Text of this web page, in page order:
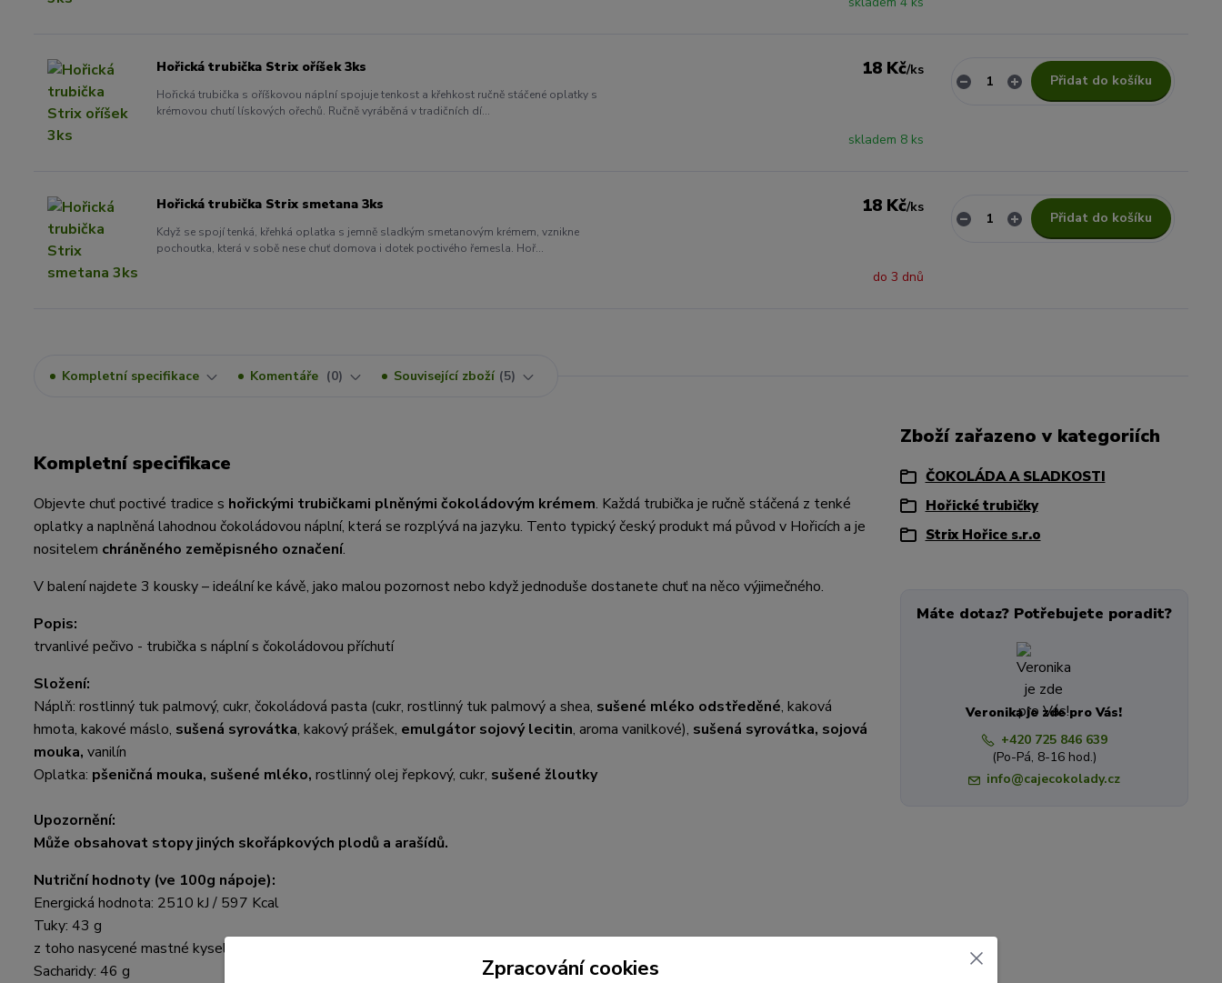
Hořická trubička Strix oříšek 3ks
Hořická trubička s oříškovou náplní spojuje tenkost a křehkost ručně stáčené oplatky s
krémovou chutí lískových ořechů. Ručně vyráběná v tradičních dí...
18 Kč/ks
skladem 8 ks
Přidat do košíku
Hořická trubička Strix smetana 3ks
Když se spojí tenká, křehká oplatka s jemně sladkým smetanovým krémem, vznikne
pochoutka, která v sobě nese chuť domova i dotek poctivého řemesla. Hoř...
18 Kč/ks
do 3 dnů
Přidat do košíku
Kompletní specifikace Komentáře 0 Související zboží 5
Kompletní specifikace
Objevte chuť poctivé tradice s hořickými trubičkami plněnými čokoládovým krémem. Každá trubička je ručně stáčená z tenké
oplatky a naplněná lahodnou čokoládovou náplní, která se rozplývá na jazyku. Tento typický český produkt má původ v Hořicích a je
nositelem chráněného zeměpisného označení.
V balení najdete 3 kousky – ideální ke kávě, jako malou pozornost nebo když jednoduše dostanete chuť na něco výjimečného.
Popis:
trvanlivé pečivo - trubička s náplní s čokoládovou příchutí
Složení:
Náplň: rostlinný tuk palmový, cukr, čokoládová pasta (cukr, rostlinný tuk palmový a shea, sušené mléko odstředěné, kaková
hmota, kakové máslo, sušená syrovátka, kakový prášek, emulgátor sojový lecitin, aroma vanilkové), sušená syrovátka, sojová
mouka, vanilín
Oplatka: pšeničná mouka, sušené mléko, rostlinný olej řepkový, cukr, sušené žloutky
Upozornění:
Může obsahovat stopy jiných skořápkových plodů a arašídů.
Nutriční hodnoty (ve 100g nápoje):
Energická hodnota: 2510 kJ / 597 Kcal
Tuky: 43 g
z toho nasycené mastné kyseliny: 25 g
Sacharidy: 46 g
Zboží zařazeno v kategoriích
ČOKOLÁDA A SLADKOSTI
Hořické trubičky
Strix Hořice s.r.o
Máte dotaz? Potřebujete poradit?
Veronika je zde pro Vás!
+420 725 846 639
(Po-Pá, 8-16 hod.)
info@cajecokolady.cz
Zpracování cookies